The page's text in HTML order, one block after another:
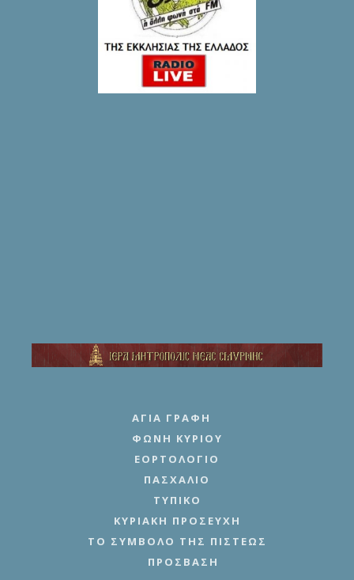
ΑΓΊΑ ΓΡΑΦΉ
ΦΩΝΉ ΚΥΡΊΟΥ
ΕΟΡΤΟΛΌΓΙΟ
ΠΑΣΧΆΛΙΟ
ΤΥΠΙΚΌ
ΚΥΡΙΑΚΉ ΠΡΟΣΕΥΧΉ
ΤΟ ΣΎΜΒΟΛΟ ΤΗΣ ΠΊΣΤΕΩΣ
ΠΡΌΣΒΑΣΗ